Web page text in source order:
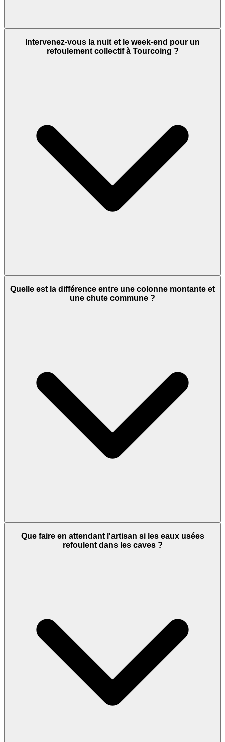
Intervenez-vous la nuit et le week-end pour un
refoulement collectif à Tourcoing ?
Quelle est la différence entre une colonne montante et
une chute commune ?
Que faire en attendant l'artisan si les eaux usées
refoulent dans les caves ?